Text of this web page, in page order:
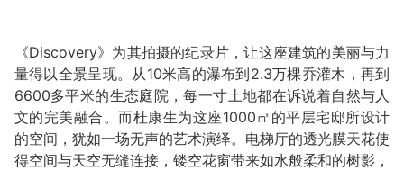
《Discovery》为其拍摄的纪录片，让这座建筑的美丽与力
量得以全景呈现。从10米高的瀑布到2.3万棵乔灌木，再到
6600多平米的生态庭院，每一寸土地都在诉说着自然与人
文的完美融合。而杜康生为这座1000㎡的平层宅邸所设计
的空间，犹如一场无声的艺术演绎。电梯厅的透光膜天花使
得空间与天空无缝连接，镂空花窗带来如水般柔和的树影，